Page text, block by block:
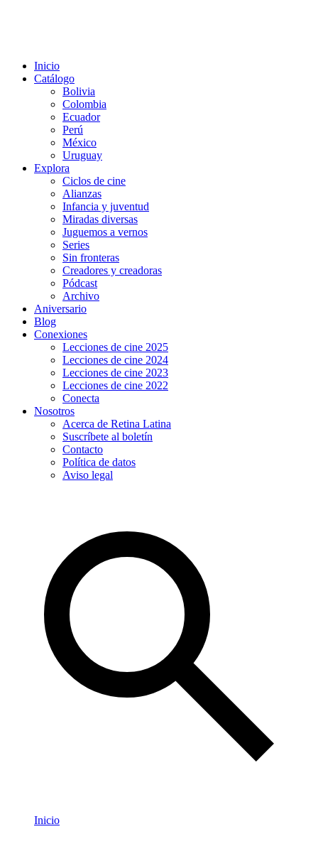
Inicio
Catálogo
Bolivia
Colombia
Ecuador
Perú
México
Uruguay
Explora
Ciclos de cine
Alianzas
Infancia y juventud
Miradas diversas
Juguemos a vernos
Series
Sin fronteras
Creadores y creadoras
Pódcast
Archivo
Aniversario
Blog
Conexiones
Lecciones de cine 2025
Lecciones de cine 2024
Lecciones de cine 2023
Lecciones de cine 2022
Conecta
Nosotros
Acerca de Retina Latina
Suscríbete al boletín
Contacto
Política de datos
Aviso legal
Inicio